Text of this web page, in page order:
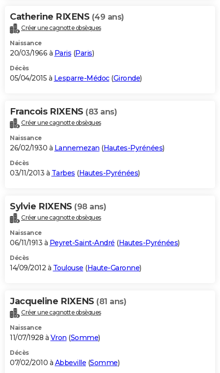
Catherine RIXENS (49 ans)
Créer une cagnotte obsèques
Naissance
20/03/1966 à Paris (Paris)
Décès
05/04/2015 à Lesparre-Médoc(Gironde)
Francois RIXENS (83 ans)
Créer une cagnotte obsèques
Naissance
26/02/1930 à Lannemezan (Hautes-Pyrénées)
Décès
03/11/2013 à Tarbes (Hautes-Pyrénées)
Sylvie RIXENS (98 ans)
Créer une cagnotte obsèques
Naissance
06/11/1913 à Peyret-Saint-André (Hautes-Pyrénées)
Décès
14/09/2012 à Toulouse (Haute-Garonne)
Jacqueline RIXENS (81 ans)
Créer une cagnotte obsèques
Naissance
11/07/1928 à Vron (Somme)
Décès
07/02/2010 à Abbeville (Somme)